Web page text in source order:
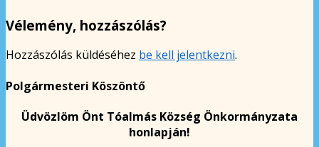
Vélemény, hozzászólás?
Hozzászólás küldéséhez be kell jelentkezni.
Polgármesteri Köszöntő
Üdvözlöm Önt Tóalmás Község Önkormányzata
honlapján!